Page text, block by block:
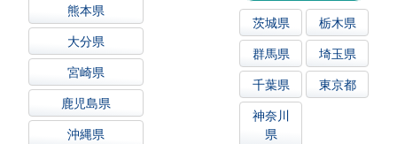
茨城県
栃木県
群馬県
埼玉県
千葉県
東京都
神奈川
県
熊本県
大分県
宮崎県
鹿児島県
沖縄県